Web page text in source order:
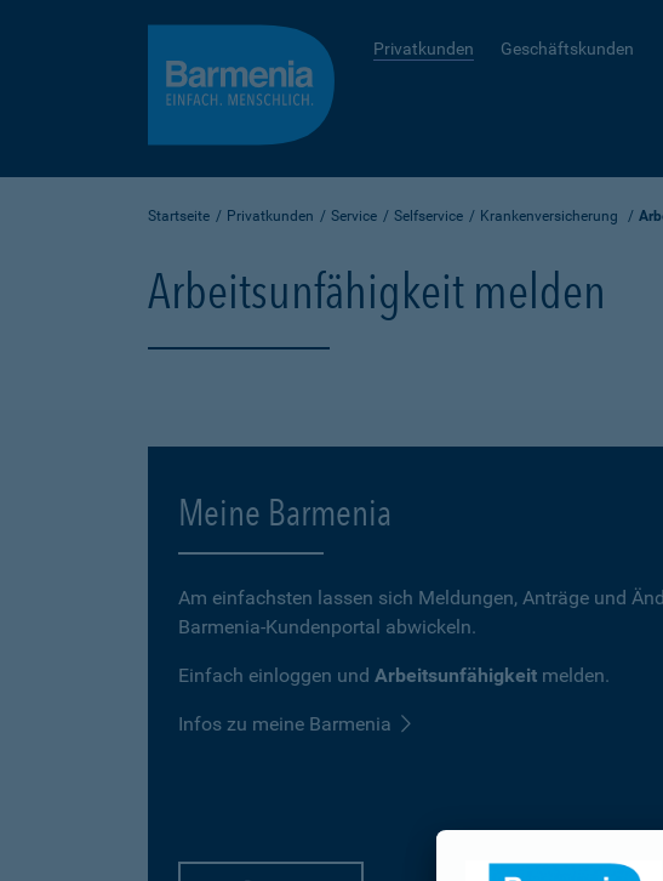
Privatkunden Geschäftskunden
Startseite Privatkunden Service Selfservice Krankenversicherung
Arbeitsunfähigkeit melden
Meine Barmenia
Am einfachsten lassen sich Meldungen, Anträge und
Barmenia-Kundenportal abwickeln.
Einfach einloggen und Arbeitsunfähigkeit melden.
Infos zu meine Barmenia